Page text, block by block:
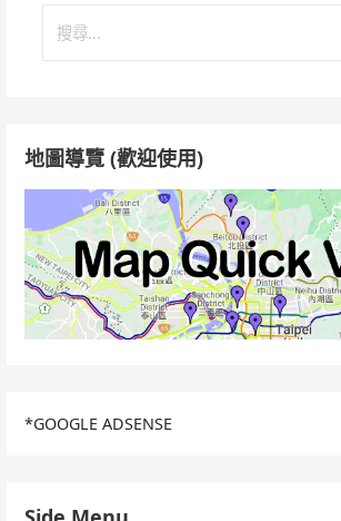
地圖導覽 (歡迎使用)
*GOOGLE ADSENSE